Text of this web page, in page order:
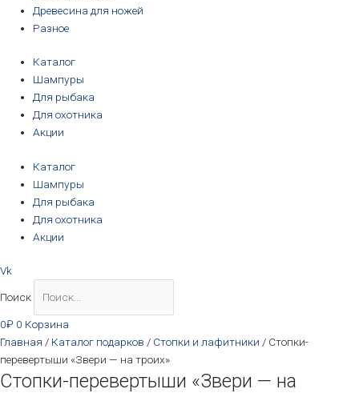
Древесина для ножей
Разное
Каталог
Шампуры
Для рыбака
Для охотника
Акции
Каталог
Шампуры
Для рыбака
Для охотника
Акции
Vk
Поиск
0₽ 0 Корзина
Главная / Каталог подарков / Стопки и лафитники / Стопки-
перевертыши «Звери — на троих»
Стопки-перевертыши «Звери — на